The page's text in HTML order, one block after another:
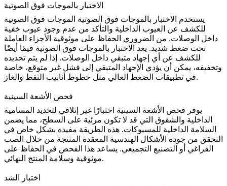
الاختبار بالموجات فوق الصوتية
يستخدم الاختبار بالموجات فوق الصوتية الموجات فوق الصوتية
للكشف عن العيوب الداخلية والتأكد من عدم وجود عيوب خفية
داخل الوصلات. من الضروري الحفاظ على موثوقية الأجزاء العاملة
تحت ضغط شديد. يعد الاختبار بالموجات فوق الصوتية قيمًا أيضًا
للكشف عن أي إجهاد متبقي داخل الوصلات. إذا لم يتم تحديده
وتخفيفه، يمكن أن يؤدي الإجهاد المتبقي إلى فشل غير متوقع، خاصة
في تطبيقات الضغط العالي مثل خطوط أنابيب النفط والغاز.
فحص الأشعة السينية
يوفر فحص الأشعة السينية اختبارًا غير إتلافي لتحديد المسامية
الداخلية والشقوق التي قد لا تكون مرئية على السطح، مما يضمن
السلامة الداخلية للمسبوكات. هذه الطريقة مفيدة بشكل خاص في
التحقق من جودة الأشكال الهندسية المعقدة المنتجة من خلال الصب
الفراغي أو التصنيع التجميعي. يساعد هذا الفحص في الحفاظ على
موثوقية وسلامة المنتج النهائي.
اختبار الشد